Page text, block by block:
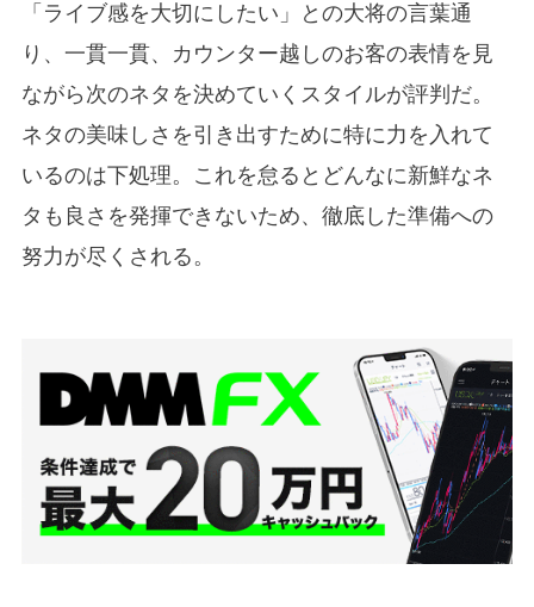
「ライブ感を大切にしたい」との大将の言葉通
り、一貫一貫、カウンター越しのお客の表情を見
ながら次のネタを決めていくスタイルが評判だ。
ネタの美味しさを引き出すために特に力を入れて
いるのは下処理。これを怠るとどんなに新鮮なネ
タも良さを発揮できないため、徹底した準備への
努力が尽くされる。